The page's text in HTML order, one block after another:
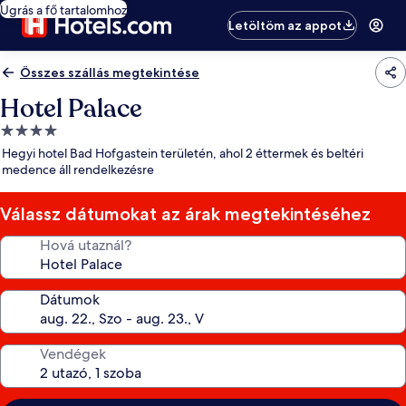
Ugrás a fő tartalomhoz
Letöltöm az appot
Összes szállás megtekintése
Hotel Palace
4.0
csillagos
szálláshely
Hegyi hotel Bad Hofgastein területén, ahol 2 éttermek és beltéri
medence áll rendelkezésre
Válassz dátumokat az árak megtekintéséhez
Hová utaznál?
Dátumok
Vendégek